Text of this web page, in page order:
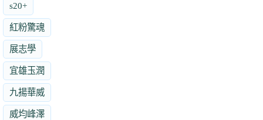
s20+
紅粉驚魂
展志學
宜雄玉潤
九揚華威
威均峰澤